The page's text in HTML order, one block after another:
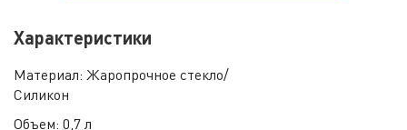
Характеристики
Материал: Жаропрочное стекло/
Силикон
Объем: 0,7 л